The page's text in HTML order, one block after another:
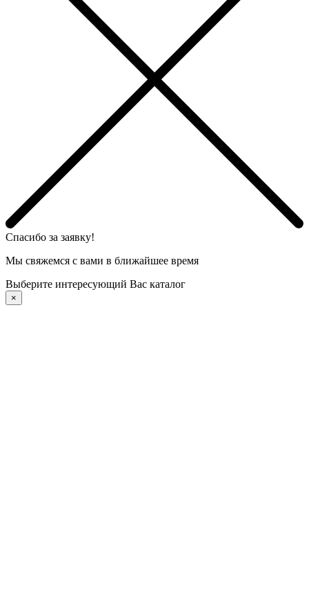
Спасибо за заявку!
Мы свяжемся с вами в ближайшее время
Выберите интересующий Вас каталог
×